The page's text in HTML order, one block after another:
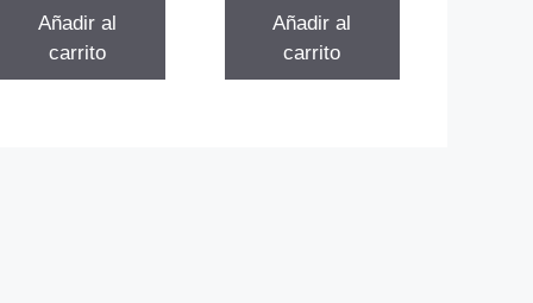
era:
$183.603.
Añadir al
carrito
era:
$352.750.
Añadir al
carrito